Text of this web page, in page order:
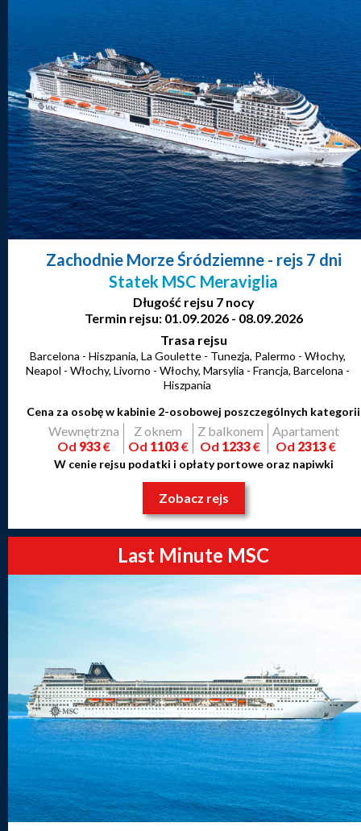
Zachodnie Morze Śródziemne- rejs 7 dni
Statek MSC Meraviglia
Długość rejsu 7 nocy
Termin rejsu: 01.09.2026 - 08.09.2026
Trasa rejsu
Barcelona - Hiszpania, La Goulette - Tunezja, Palermo - Włochy,
Neapol - Włochy, Livorno - Włochy, Marsylia - Francja, Barcelona -
Hiszpania
Cena za osobę w kabinie 2-osobowej poszczególnych kategorii
Wewnętrzna
Od 933€
Z oknem
Od 1103€
Z balkonem
Od 1233€
Apartament
Od 2313€
W cenie rejsu podatki i opłaty portowe oraz napiwki
Zobacz rejs
Last Minute MSC